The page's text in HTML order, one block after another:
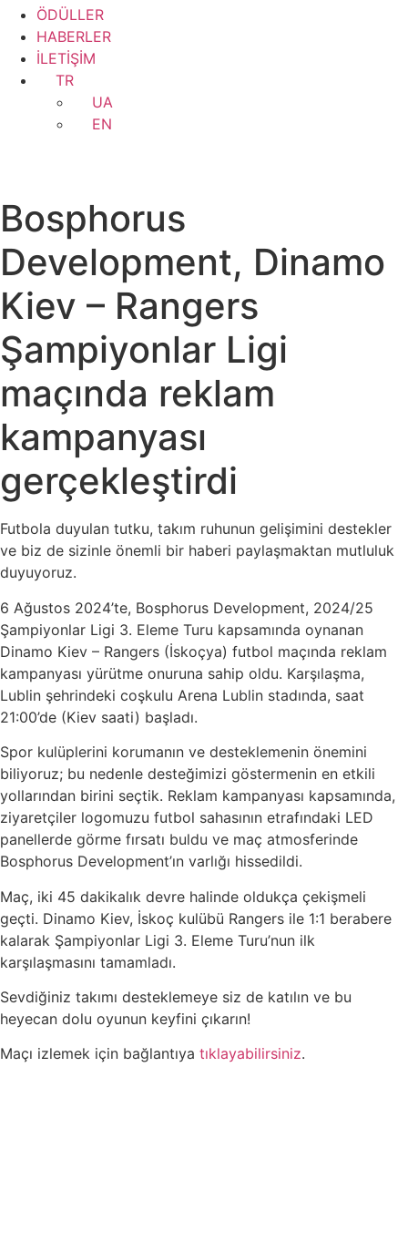
ÖDÜLLER
HABERLER
İLETİŞİM
TR
UA
EN
Bosphorus
Development, Dinamo
Kiev – Rangers
Şampiyonlar Ligi
maçında reklam
kampanyası
gerçekleştirdi
Futbola duyulan tutku, takım ruhunun gelişimini destekler
ve biz de sizinle önemli bir haberi paylaşmaktan mutluluk
duyuyoruz.
6 Ağustos 2024’te, Bosphorus Development, 2024/25
Şampiyonlar Ligi 3. Eleme Turu kapsamında oynanan
Dinamo Kiev – Rangers (İskoçya) futbol maçında reklam
kampanyası yürütme onuruna sahip oldu. Karşılaşma,
Lublin şehrindeki coşkulu Arena Lublin stadında, saat
21:00’de (Kiev saati) başladı.
Spor kulüplerini korumanın ve desteklemenin önemini
biliyoruz; bu nedenle desteğimizi göstermenin en etkili
yollarından birini seçtik. Reklam kampanyası kapsamında,
ziyaretçiler logomuzu futbol sahasının etrafındaki LED
panellerde görme fırsatı buldu ve maç atmosferinde
Bosphorus Development’ın varlığı hissedildi.
Maç, iki 45 dakikalık devre halinde oldukça çekişmeli
geçti. Dinamo Kiev, İskoç kulübü Rangers ile 1:1 berabere
kalarak Şampiyonlar Ligi 3. Eleme Turu’nun ilk
karşılaşmasını tamamladı.
Sevdiğiniz takımı desteklemeye siz de katılın ve bu
heyecan dolu oyunun keyfini çıkarın!
Maçı izlemek için bağlantıya tıklayabilirsiniz.